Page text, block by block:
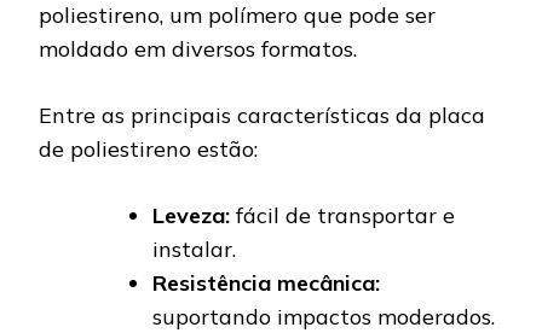
poliestireno, um polímero que pode ser
moldado em diversos formatos.
Entre as principais características da placa
de poliestireno estão:
Leveza:fácil de transportar e
instalar.
Resistência mecânica:
suportando impactos moderados.